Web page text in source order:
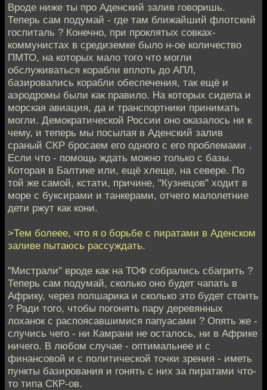
Вроде ниже ты про Аденский залив говоришь.
Теперь сам подумай - где там ближайший флотский
госпиталь ? Конечно, при проклятых совках-
коммунистах в средиземке было н-ое количество
ПМТО, на которых мало того что могли
обслуживаться корабли вплоть до АПЛ,
базировались корабли обеспечения, так ещё и
аэродромы были как правило. На которых сидела и
морская авиация, да и транспортники принимать
могли. Демократической России оно оказалось ни к
чему, и теперь мы посылая в Аденский залив
сраный СКР бросаем его одного с его проблемами .
Если что - помощь ждать можно только с базы.
Которая в Балтике или, ещё хлеще, на севере. По
той же самой, кстати, причине, "Кузнецов" ходит в
море с буксирами и танкерами, отчего малолетние
дети ржут как кони.
>Тем болеее, что я о борьбе с пиратами в Аденском
заливе пытаюсь рассуждать.
"Мистрали" вроде как на ТОФ собрались сбагрить ?
Теперь сам подумай, сколько оно будет чапать в
Африку, через полшарика и сколько это будет стоить
? Ради того, чтобы погонять пару деревянных
лоханок с распоясавшимися папуасами ? Опять же -
случись чего - ни Камрани не осталось, ни в Африке
ничего. В любом случае - оптимальнее и с
финансовой и с политической точки зрения - иметь
пункты базирования и гонять с них за пиратами что-
то типа СКР-ов.